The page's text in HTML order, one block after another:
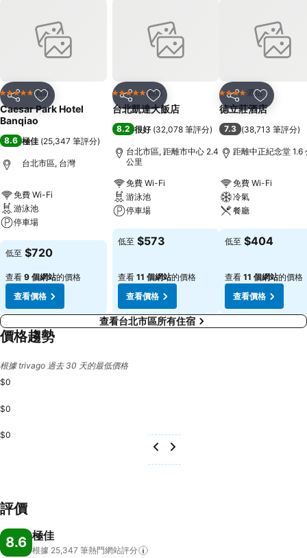
分享 放到收藏夾
5 星級 酒店
Caesar Park Hotel
Banqiao
8.6 極佳 (25,347 筆評分)
台北市區, 台灣
免費 Wi-Fi
游泳池
停車場
查看價格
低至 $720
查看 9 個網站的價格
查看價格
分享 放到收藏夾
5 星級 酒店
台北凱達大飯店
8.2 很好 (32,078 筆評分)
台北市區, 距離市中心 2.4
公里
免費 Wi-Fi
游泳池
停車場
查看價格
低至 $573
查看 11 個網站的價格
查看價格
分享 放到收藏
4 星級 酒店
德立莊酒店
7.3 (38,713 筆評分)
距離中正紀念堂 1.6
免費 Wi-Fi
冷氣
餐廳
查看價格
低至 $404
查看 11 個網站的價格
查看價格
查看台北市區所有住宿
價格趨勢
根據 trivago 過去 30 天的最低價格
$0
$0
$0
評價
8.6 極佳
根據 25,347 筆熱門網站評分